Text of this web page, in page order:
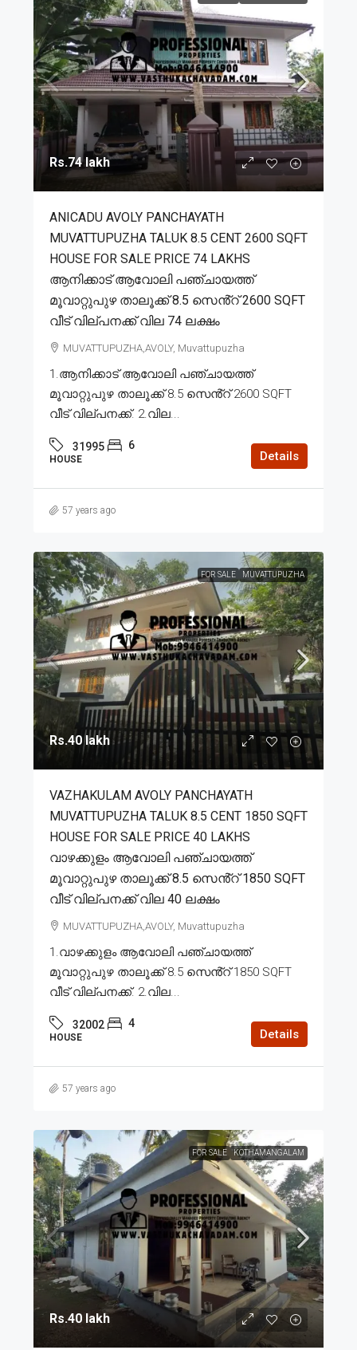
Rs.74 lakh
ANICADU AVOLY PANCHAYATH
MUVATTUPUZHA TALUK 8.5 CENT 2600 SQFT
HOUSE FOR SALE PRICE 74 LAKHS
ആനിക്കാട് ആവോലി പഞ്ചായത്ത്
മൂവാറ്റുപുഴ താലൂക്ക് 8.5 സെൻ്റ് 2600 SQFT
വീട് വില്പനക്ക് വില 74 ലക്ഷം
MUVATTUPUZHA,AVOLY, Muvattupuzha
1.ആനിക്കാട് ആവോലി പഞ്ചായത്ത്
മൂവാറ്റുപുഴ താലൂക്ക് 8.5 സെൻ്റ് 2600 SQFT
വീട് വില്പനക്ക്. 2.വില...
31995 6
HOUSE Details
57 years ago
FOR SALE MUVATTUPUZHA
Rs.40 lakh
VAZHAKULAM AVOLY PANCHAYATH
MUVATTUPUZHA TALUK 8.5 CENT 1850 SQFT
HOUSE FOR SALE PRICE 40 LAKHS
വാഴക്കുളം ആവോലി പഞ്ചായത്ത്
മൂവാറ്റുപുഴ താലൂക്ക് 8.5 സെൻ്റ് 1850 SQFT
വീട് വില്പനക്ക് വില 40 ലക്ഷം
MUVATTUPUZHA,AVOLY, Muvattupuzha
1.വാഴക്കുളം ആവോലി പഞ്ചായത്ത്
മൂവാറ്റുപുഴ താലൂക്ക് 8.5 സെൻ്റ് 1850 SQFT
വീട് വില്പനക്ക്. 2.വില...
32002 4
HOUSE Details
57 years ago
FOR SALE KOTHAMANGALAM
Rs.40 lakh